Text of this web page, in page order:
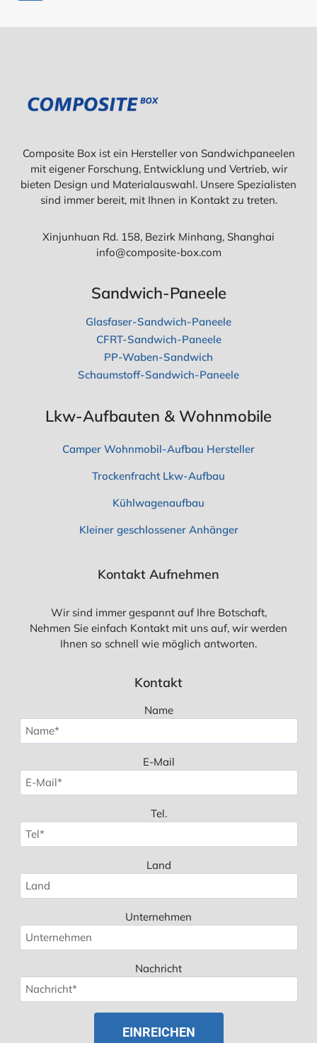
Composite Box ist ein Hersteller von Sandwichpaneelen
mit eigener Forschung, Entwicklung und Vertrieb, wir
bieten Design und Materialauswahl. Unsere Spezialisten
sind immer bereit, mit Ihnen in Kontakt zu treten.
Xinjunhuan Rd. 158, Bezirk Minhang, Shanghai
info@composite-box.com
Sandwich-Paneele
Glasfaser-Sandwich-Paneele
CFRT-Sandwich-Paneele
PP-Waben-Sandwich
Schaumstoff-Sandwich-Paneele
Lkw-Aufbauten & Wohnmobile
Camper Wohnmobil-Aufbau Hersteller
Trockenfracht Lkw-Aufbau
Kühlwagenaufbau
Kleiner geschlossener Anhänger
Kontakt Aufnehmen
Wir sind immer gespannt auf Ihre Botschaft,
Nehmen Sie einfach Kontakt mit uns auf, wir werden
Ihnen so schnell wie möglich antworten.
Kontakt
Name
E-Mail
Tel.
Land
Unternehmen
Nachricht
Spanish